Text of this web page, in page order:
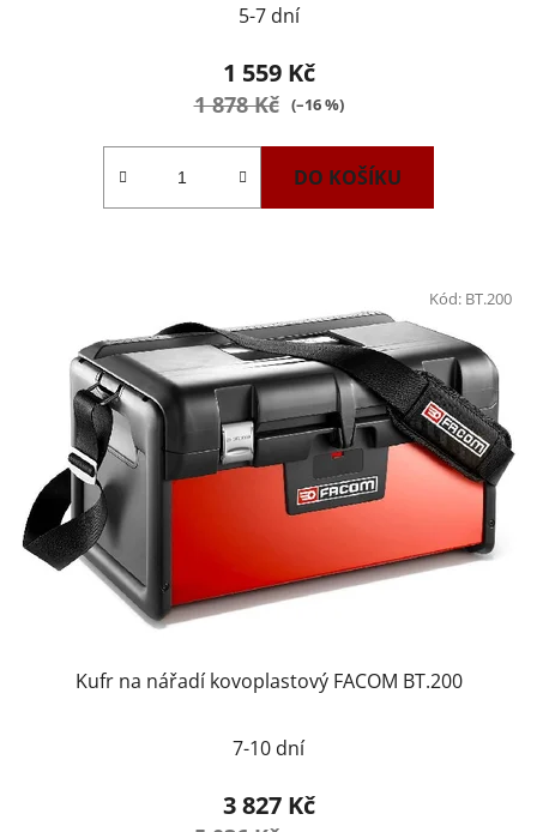
5-7 dní
1 559 Kč
1 878 Kč (–16 %)
DO KOŠÍKU
Kufr na nářadí kovoplastový FACOM BT.200
7-10 dní
3 827 Kč
Kód: BT.200